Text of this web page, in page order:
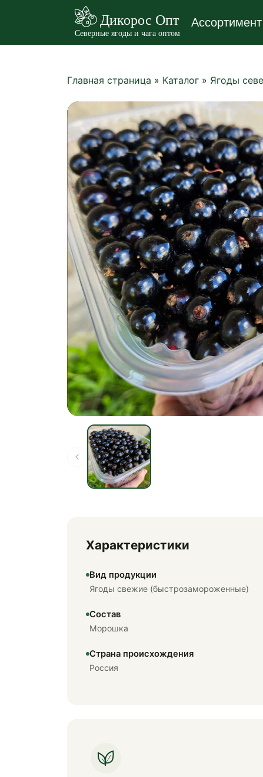
Дикорос Опт
Северные ягоды и чага оптом
Ассортимент
Главная страница » Каталог » Ягоды
Характеристики
Вид продукции
Ягоды свежие (быстрозамороженные)
Состав
Морошка
Страна происхождения
Россия